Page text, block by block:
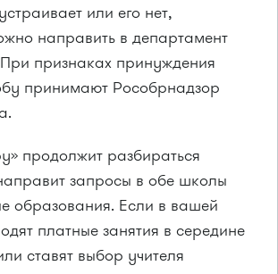
или его нет,
направить в департамент
признаках принуждения
принимают Рособрнадзор
продолжит разбираться
запросы в обе школы
образования. Если в вашей
платные занятия в середине
ставят выбор учителя